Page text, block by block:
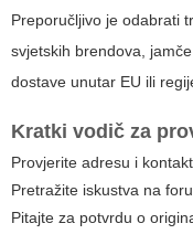
Preporučljivo je odabrati
svjetskih brendova,
dostave unutar EU ili
Kratki vodič za
Provjerite adresu i
Pretražite iskustva na
Pitajte za potvrdu o